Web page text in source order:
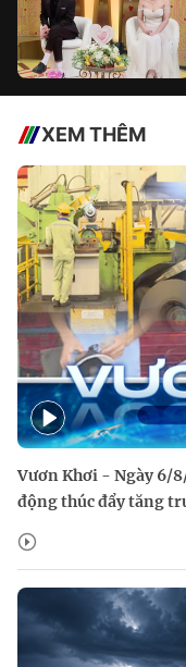
XEM THÊM
Vươn Khơi - Ngày 6/
động thúc đẩy tăng